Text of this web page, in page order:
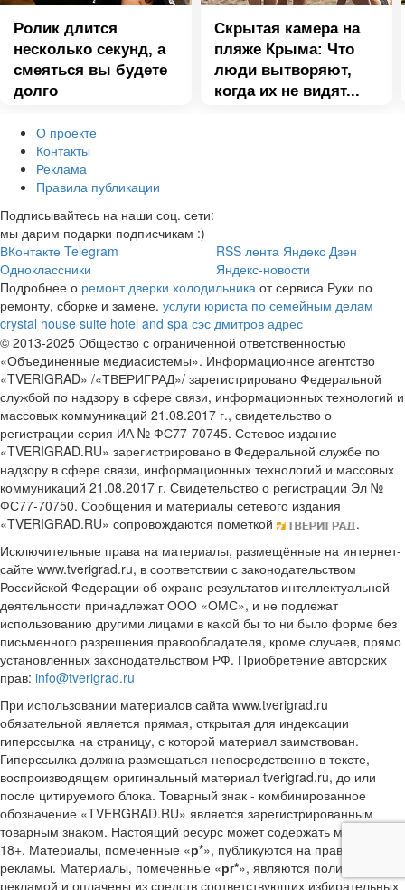
Ролик длится
несколько секунд, а
смеяться вы будете
долго
Скрытая камера на
пляже Крыма: Что
люди вытворяют,
когда их не видят...
О проекте
Контакты
Реклама
Правила публикации
Подписывайтесь на наши соц. сети:
мы дарим подарки подписчикам :)
ВКонтакте Telegram
Одноклассники
RSS лента Яндекс Дзен
Яндекс-новости
Подробнее о ремонт дверки холодильника от сервиса Руки по
ремонту, сборке и замене. услуги юриста по семейным делам
crystal house suite hotel and spa сэс дмитров адрес
© 2013-2025 Общество с ограниченной ответственностью
«Объединенные медиасистемы». Информационное агентство
«TVERIGRAD» /«ТВЕРИГРАД»/ зарегистрировано Федеральной
службой по надзору в сфере связи, информационных технологий и
массовых коммуникаций 21.08.2017 г., свидетельство о
регистрации серия ИА № ФС77-70745. Сетевое издание
«TVERIGRAD.RU» зарегистрировано в Федеральной службе по
надзору в сфере связи, информационных технологий и массовых
коммуникаций 21.08.2017 г. Свидетельство о регистрации Эл №
ФС77-70750. Сообщения и материалы сетевого издания
«TVERIGRAD.RU» сопровождаются пометкой
.
Исключительные права на материалы, размещённые на интернет-
сайте www.tverigrad.ru, в соответствии с законодательством
Российской Федерации об охране результатов интеллектуальной
деятельности принадлежат ООО «ОМС», и не подлежат
использованию другими лицами в какой бы то ни было форме без
письменного разрешения правообладателя, кроме случаев, прямо
установленных законодательством РФ. Приобретение авторских
прав: info@tverigrad.ru
При использовании материалов сайта www.tverigrad.ru
обязательной является прямая, открытая для индексации
гиперссылка на страницу, с которой материал заимствован.
Гиперссылка должна размещаться непосредственно в тексте,
воспроизводящем оригинальный материал tverigrad.ru, до или
после цитируемого блока. Товарный знак - комбинированное
обозначение «TVERGRAD.RU» является зарегистрированным
товарным знаком. Настоящий ресурс может содержать материалы
18+. Материалы, помеченные «р*», публикуются на правах
рекламы. Материалы, помеченные «рr*», являются политической
рекламой и оплачены из средств соответствующих избирательных